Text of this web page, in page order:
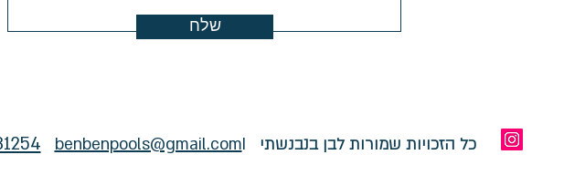
שלח
benbenpools@gmail.comI כל הזכויות שמורות לבן בנבנשתי